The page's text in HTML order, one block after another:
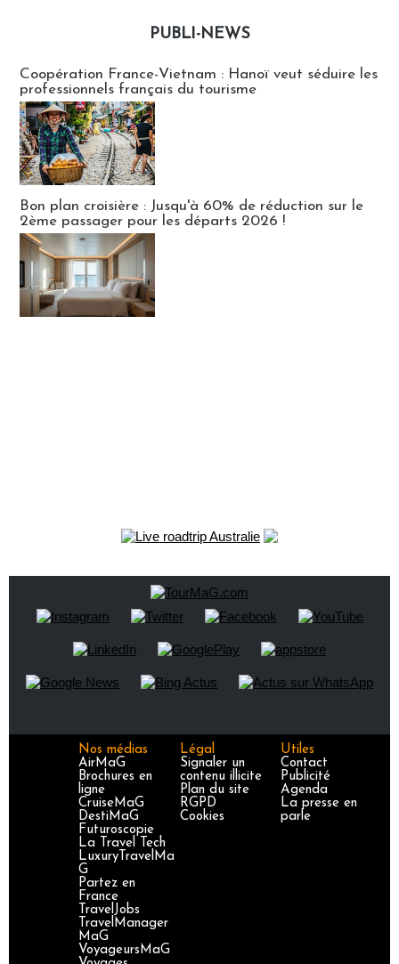
PUBLI-NEWS
Coopération France-Vietnam : Hanoï veut séduire les
professionnels français du tourisme
Bon plan croisière : Jusqu'à 60% de réduction sur le
2ème passager pour les départs 2026 !
Nos médias
AirMaG
Brochures en
ligne
CruiseMaG
DestiMaG
Futuroscopie
La Travel Tech
LuxuryTravelMa
G
Partez en
France
TravelJobs
TravelManager
MaG
VoyageursMaG
Légal
Signaler un
contenu illicite
Plan du site
RGPD
Cookies
Utiles
Contact
Publicité
Agenda
La presse en
parle